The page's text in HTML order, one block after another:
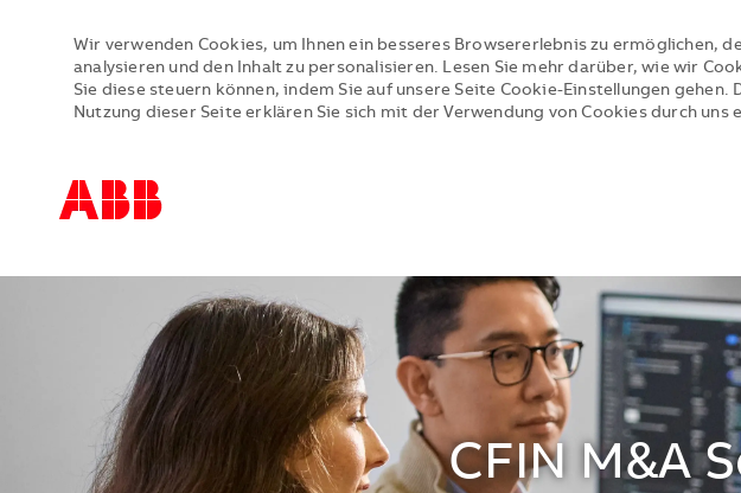
Wir verwenden Cookies, um Ihnen ein besseres Browsererlebnis zu ermöglichen,
analysieren und den Inhalt zu personalisieren. Lesen Sie mehr darüber, wie wir
Sie diese steuern können, indem Sie auf unsere Seite Cookie-Einstellungen gehen.
Nutzung dieser Seite erklären Sie sich mit der Verwendung von Cookies durch uns
CFIN M&A